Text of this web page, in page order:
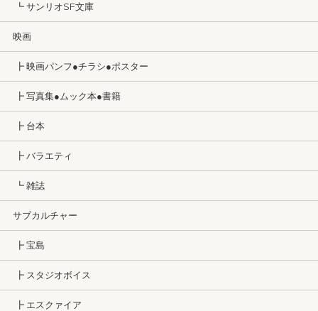
┗ サンリオSF文庫
映画
┣ 映画パンフ●チラシ●ポスター
┣ 写真集●ムック本●書籍
┣ 台本
┣ バラエティ
┗ 雑誌
サブカルチャー
┣ 宝島
┣ スタジオボイス
┣ エスクァイア